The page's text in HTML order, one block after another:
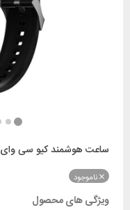
ساعت هوشمند کیو سی وای QCY GT2 Smart Watch
ناموجود
ویژگی های محصول